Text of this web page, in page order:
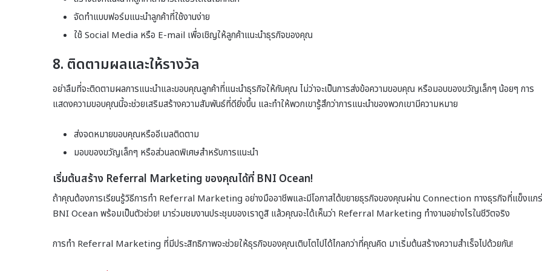
จัดทำแบบฟอร์มแนะนำลูกค้าที่ใช้งานง่าย
ใช้ Social Media หรือ E-mail เพื่อเชิญให้ลูกค้าแนะนำธุรกิจของคุณ
8. ติดตามผลและให้รางวัล
อย่าลืมที่จะติดตามผลการแนะนำและขอบคุณลูกค้าที่แนะนำธุรกิจให้กับคุณ ไม่ว่าจะเป็นการส่งข้อความขอบคุณ หรือมอบของขวัญเล็กๆ น้อยๆ การ
แสดงความขอบคุณนี้จะช่วยเสริมสร้างความสัมพันธ์ที่ดียิ่งขึ้น และทำให้พวกเขารู้สึกว่าการแนะนำของพวกเขามีความหมาย
ส่งจดหมายขอบคุณหรืออีเมลติดตาม
มอบของขวัญเล็กๆ หรือส่วนลดพิเศษสำหรับการแนะนำ
เริ่มต้นสร้าง Referral Marketing ของคุณได้ที่ BNI Ocean!
ถ้าคุณต้องการเรียนรู้วิธีการทำ Referral Marketing อย่างมืออาชีพและมีโอกาสได้ขยายธุรกิจของคุณผ่าน Connection ทางธุรกิจที่แข็งแก
BNI Ocean พร้อมเป็นตัวช่วย! มาร่วมชมงานประชุมของเราดูสิ แล้วคุณจะได้เห็นว่า Referral Marketing ทำงานอย่างไรในชีวิตจริง
การทำ Referral Marketing ที่มีประสิทธิภาพจะช่วยให้ธุรกิจของคุณเติบโตไปได้ไกลกว่าที่คุณคิด มาเริ่มต้นสร้างความสำเร็จไปด้วยกัน!